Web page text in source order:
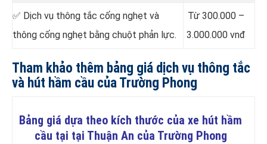
✅ Dịch vụ thông tắc cống nghẹt và
thông cống nghẹt bằng chuột phản lực.
Từ 300.000 –
3.000.000 vnđ
Tham khảo thêm bảng giá dịch vụ thông tắc
và hút hầm cầu của Trường Phong
Bảng giá dựa theo kích thước của xe hút hầm
cầu tại tại Thuận An của Trường Phong